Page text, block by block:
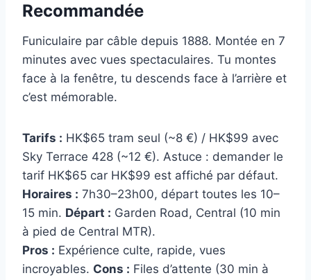
Recommandée
Funiculaire par câble depuis 1888. Montée en 7
minutes avec vues spectaculaires. Tu montes
face à la fenêtre, tu descends face à l’arrière et
c’est mémorable.
Tarifs : HK$65 tram seul (~8 €) / HK$99 avec
Sky Terrace 428 (~12 €). Astuce : demander le
tarif HK$65 car HK$99 est affiché par défaut.
Horaires : 7h30–23h00, départ toutes les 10–
15 min. Départ : Garden Road, Central (10 min
à pied de Central MTR).
Pros : Expérience culte, rapide, vues
incroyables. Cons : Files d’attente (30 min à